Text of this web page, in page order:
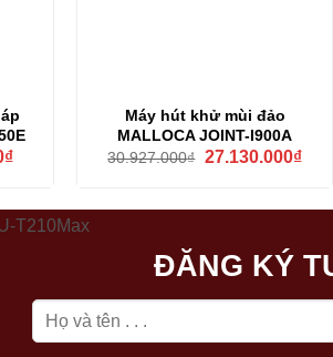
₫Giá
6.980.000₫.
Máy hút khử mùi đảo
MALLOCA JOINT-I900A
30.927.000₫ Giá
27.130.000₫Giá
ĐĂNG KÝ